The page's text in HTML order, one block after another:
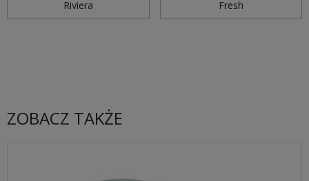
Riviera Fresh
ZOBACZ TAKŻE